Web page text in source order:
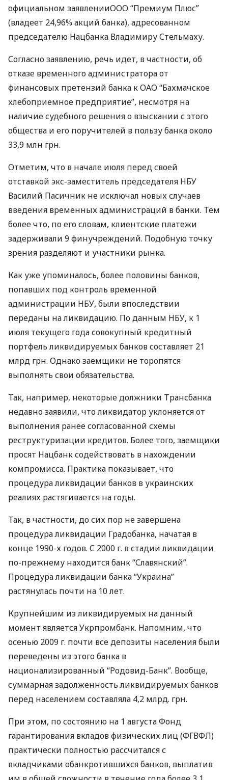
официальном заявленииООО “Премиум Плюс”
(владеет 24,96% акций банка), адресованном
председателю Нацбанка Владимиру Стельмаху.
Согласно заявлению, речь идет, в частности, об
отказе временного администратора от
финансовых претензий банка к ОАО “Бахмачское
хлебоприемное предприятие”, несмотря на
наличие судебного решения о взыскании с этого
общества и его поручителей в пользу банка около
33,9 млн грн.
Отметим, что в начале июля перед своей
отставкой экс-заместитель председателя НБУ
Василий Пасичник не исключал новых случаев
введения временных администраций в банки. Тем
более что, по его словам, клиентские платежи
задерживали 9 финучреждений. Подобную точку
зрения разделяют и участники рынка.
Как уже упоминалось, более половины банков,
попавших под контроль временной
администрации НБУ, были впоследствии
переданы на ликвидацию. По данным НБУ, к 1
июля текущего года совокупный кредитный
портфель ликвидируемых банков составляет 21
млрд грн. Однако заемщики не торопятся
выполнять свои обязательства.
Так, например, некоторые должники Трансбанка
недавно заявили, что ликвидатор уклоняется от
выполнения ранее согласованной схемы
реструктуризации кредитов. Более того, заемщики
просят Нацбанк содействовать в нахождении
компромисса. Практика показывает, что
процедура ликвидации банков в украинских
реалиях растягивается на годы.
Так, в частности, до сих пор не завершена
процедура ликвидации Градобанка, начатая в
конце 1990-х годов. С 2000 г. в стадии ликвидации
по-прежнему находится банк “Славянский”.
Процедура ликвидации банка “Украина”
растянулась почти на 10 лет.
Крупнейшим из ликвидируемых на данный
момент является Укрпромбанк. Напомним, что
осенью 2009 г. почти все депозиты населения были
переведены из этого банка в
национализированный “Родовид-Банк”. Вообще,
суммарная задолженность ликвидируемых банков
перед населением составляла 4,2 млрд. грн.
При этом, по состоянию на 1 августа Фонд
гарантирования вкладов физических лиц (ФГВФЛ)
практически полностью рассчитался с
вкладчиками обанкротившихся банков, выплатив